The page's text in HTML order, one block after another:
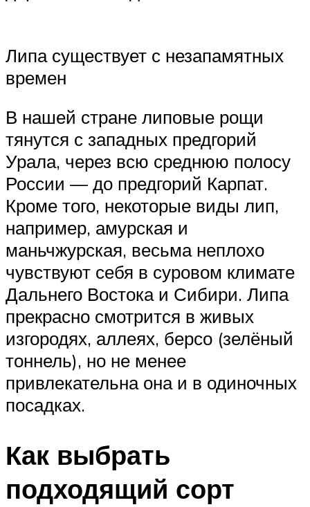
Липа существует с незапамятных
времен
В нашей стране липовые рощи
тянутся с западных предгорий
Урала, через всю среднюю полосу
России — до предгорий Карпат.
Кроме того, некоторые виды лип,
например, амурская и
маньчжурская, весьма неплохо
чувствуют себя в суровом климате
Дальнего Востока и Сибири. Липа
прекрасно смотрится в живых
изгородях, аллеях, берсо (зелёный
тоннель), но не менее
привлекательна она и в одиночных
посадках.
Как выбрать
подходящий сорт